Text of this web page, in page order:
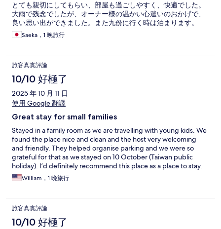
とても親切にしてもらい、部屋も過ごしやすく、快適でした。
大雨で残念でしたが、オーナー様の温かい心遣いのおかげで、
良い思い出ができました。また九份に行く時は泊まります。
Saeka，1 晚旅行
旅客真實評論
10/10 好極了
2025 年 10 月 11 日
使用 Google 翻譯
Great stay for small families
Stayed in a family room as we are travelling with young kids. We
found the place nice and clean and the host very welcoming
and friendly. They helped organise parking and we were so
grateful for that as we stayed on 10 October (Taiwan public
holiday). I’d definitely recommend this place as a place to stay.
Great location and friendly host.
William，1 晚旅行
旅客真實評論
10/10 好極了